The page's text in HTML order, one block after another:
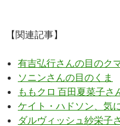
【関連記事】
有吉弘行さんの目のク
ソニンさんの目のくま
ももクロ 百田夏菜子さ
ケイト・ハドソン、気
ダルヴィッシュ紗栄子